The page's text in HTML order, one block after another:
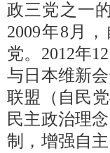
政三党之一
2009年8月
党。2012年
与日本维新
联盟（自民
民主政治理
制，增强自